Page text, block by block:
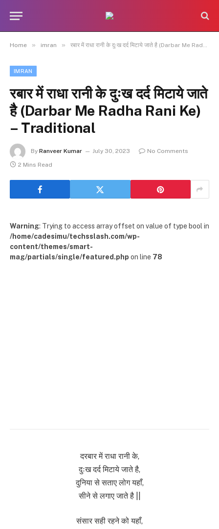
Home » imran » रबार में राधा रानी के दुःख दर्द मिटाये जाते है (Darbar Me Radha Rani Ke) – Traditional
IMRAN
रबार में राधा रानी के दुःख दर्द मिटाये जाते
है (Darbar Me Radha Rani Ke)
– Traditional
By Ranveer Kumar July 30, 2023
No Comments
2 Mins Read
Warning: Trying to access array offset on value of type bool in
/home/cadesimu/techsslash.com/wp-
content/themes/smart-
mag/partials/single/featured.php on line 78
दरबार में राधा रानी के,
दुःख दर्द मिटाये जाते है,
दुनिया से सताए लोग यहाँ,
सीने से लगाए जाते है ||
संसार सही रहने को यहाँ,